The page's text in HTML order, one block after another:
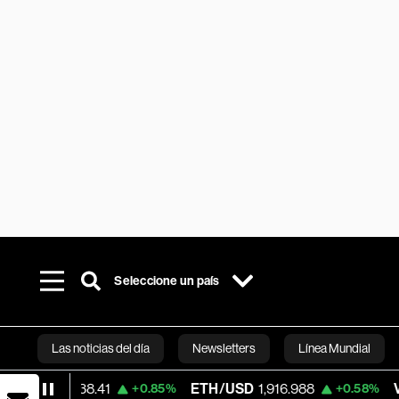
Seleccione un país
Las noticias del día Newsletters Línea Mundial
Bloomberg
+0.85% ETH/USD 1,916.988 +0.58% Visa 362.50